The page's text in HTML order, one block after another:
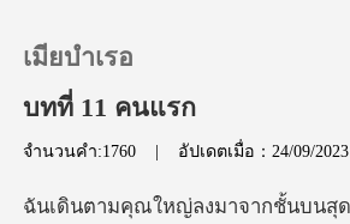
เมียบำเรอ
บทที่ 11 คนแรก
จำนวนคำ:1760 | อัปเดตเมื่อ：24/09/2023